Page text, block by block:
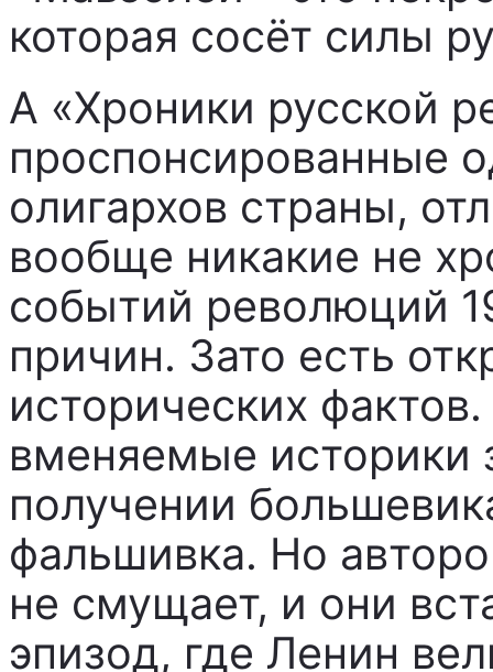
которая сосёт силы
А «Хроники русской
проспонсированные
олигархов страны,
вообще никакие не
событий революций
причин. Зато есть
исторических
вменяемые историки
получении
фальшивка. Но
не смущает, и они
эпизод, где Ленин